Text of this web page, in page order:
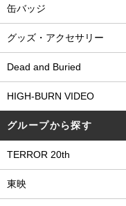
缶バッジ
グッズ・アクセサリー
Dead and Buried
HIGH-BURN VIDEO
グループから探す
TERROR 20th
東映